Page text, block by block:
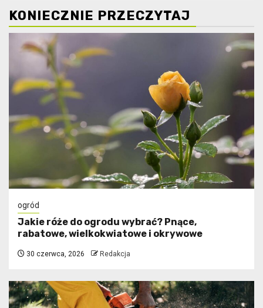
KONIECZNIE PRZECZYTAJ
ogród
Jakie róże do ogrodu wybrać? Pnące,
rabatowe, wielkokwiatowe i okrywowe
30 czerwca, 2026 Redakcja